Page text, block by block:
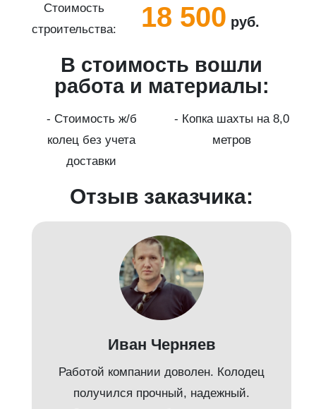
Стоимость
строительства:
18 500 руб.
В стоимость вошли
работа и материалы:
- Стоимость ж/б
колец без учета
доставки
- Копка шахты на 8,0
метров
Отзыв заказчика:
Иван Черняев
Работой компании доволен. Колодец
получился прочный, надежный.